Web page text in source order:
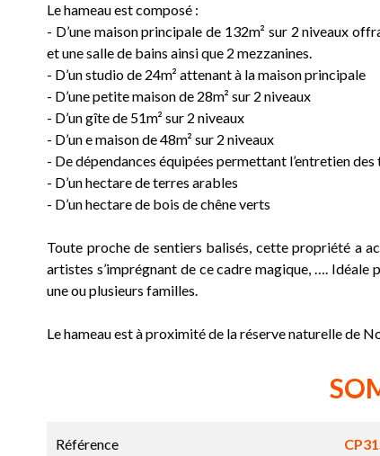
Le hameau est composé :
- D’une maison principale de 132m² sur 2 niveaux
et une salle de bains ainsi que 2 mezzanines.
- D’un studio de 24m² attenant à la maison principale
- D’une petite maison de 28m² sur 2 niveaux
- D’un gîte de 51m² sur 2 niveaux
- D’un e maison de 48m² sur 2 niveaux
- De dépendances équipées permettant l’entretien
- D’un hectare de terres arables
- D’un hectare de bois de chêne verts
Toute proche de sentiers balisés, cette propriété a
artistes s’imprégnant de ce cadre magique, ….
une ou plusieurs familles.
Le hameau est à proximité de la réserve naturelle de
Référence